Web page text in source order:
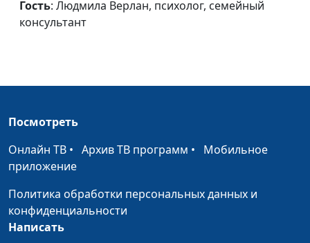
психолог, семейный
психолог, семейный
Уважать или не уважать
Людмила Верлан,
Конфликты между
супругами
Гость: Людмила Верлан, психолог, семейный
консультант
Посмотреть
Онлайн ТВ • Архив ТВ программ • Мобильное
приложение
Политика обработки персональных данных и
конфиденциальности
Написать